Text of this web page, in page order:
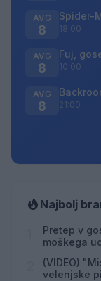
AVG
8
Spider-
18:00
AVG
8
Fuj,
10:00
AVG
8 21:00
Najbolj
Pretep v
moškega
(VIDEO)
velenjske